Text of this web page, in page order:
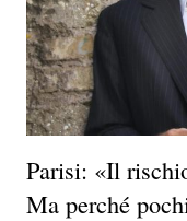
Parisi: «Il
Ma perché